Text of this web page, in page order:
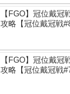
【FGO】冠位戴冠
攻略【冠位戴冠戦
【FGO】冠位戴冠
攻略【冠位戴冠戦